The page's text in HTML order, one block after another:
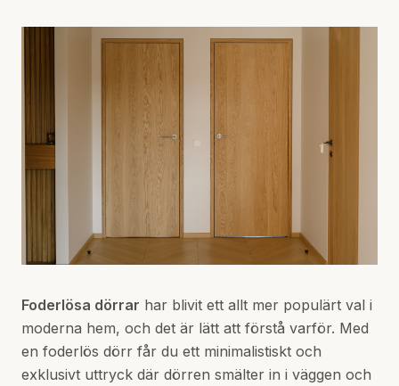
Foderlösa dörrar har blivit ett allt mer populärt val i
moderna hem, och det är lätt att förstå varför. Med
en foderlös dörr får du ett minimalistiskt och
exklusivt uttryck där dörren smälter in i väggen och